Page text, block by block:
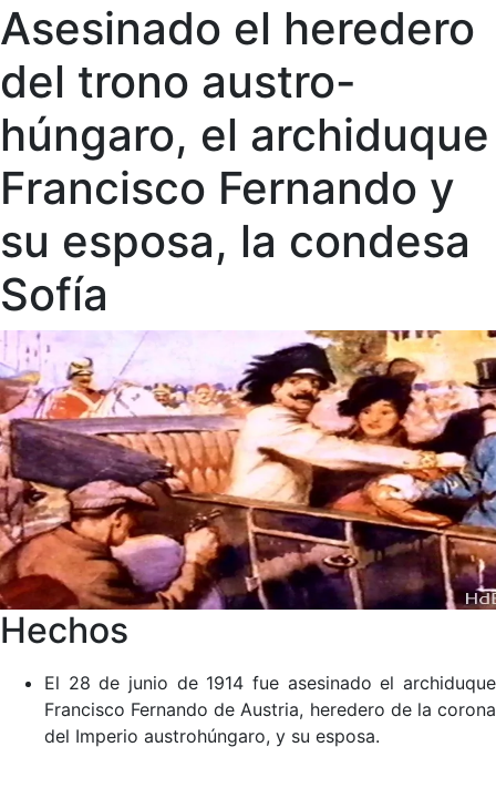
Asesinado el heredero
del trono austro-
húngaro, el archiduque
Francisco Fernando y
su esposa, la condesa
Sofía
Hechos
El 28 de junio de 1914 fue asesinado el archiduque
Francisco Fernando de Austria, heredero de la corona
del Imperio austrohúngaro, y su esposa.